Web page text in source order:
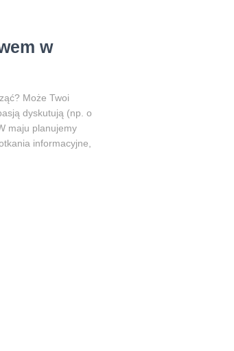
w
Może Twoi
dyskutują (np. o
maju planujemy
informacyjne,